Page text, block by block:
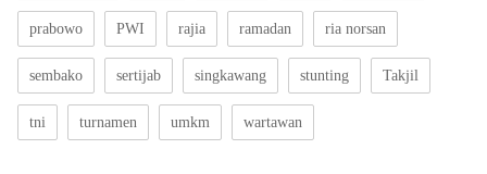
prabowo PWI rajia ramadan ria norsan
sembako sertijab singkawang stunting Takjil
tni turnamen umkm wartawan